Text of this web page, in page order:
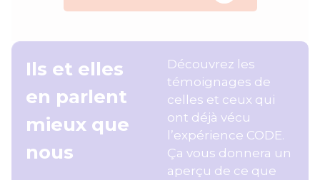
Ils et elles
en parlent
mieux que
nous
Découvrez les
témoignages de
celles et ceux qui
ont déjà vécu
l’expérience CODE.
Ça vous donnera un
aperçu de ce que